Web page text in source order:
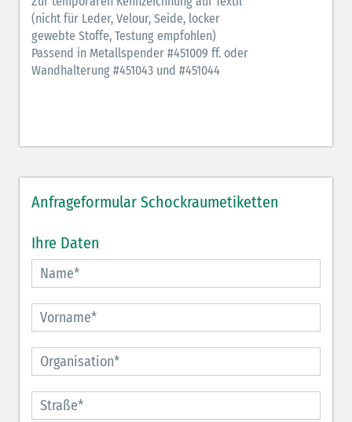
(nicht für Leder, Velour, Seide, locker
gewebte Stoffe, Testung empfohlen)
Passend in Metallspender #451009 ff. oder
Wandhalterung #451043 und #451044
Anfrageformular Schockraumetiketten
Ihre Daten